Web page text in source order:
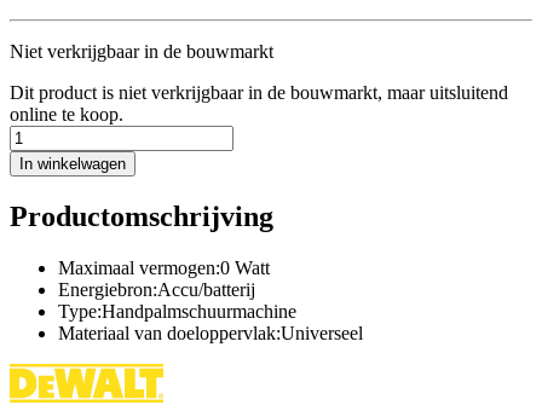
Niet verkrijgbaar in de bouwmarkt
Dit product is niet verkrijgbaar in de bouwmarkt, maar uitsluitend
online te koop.
In winkelwagen
Productomschrijving
Maximaal vermogen:0 Watt
Energiebron:Accu/batterij
Type:Handpalmschuurmachine
Materiaal van doeloppervlak:Universeel